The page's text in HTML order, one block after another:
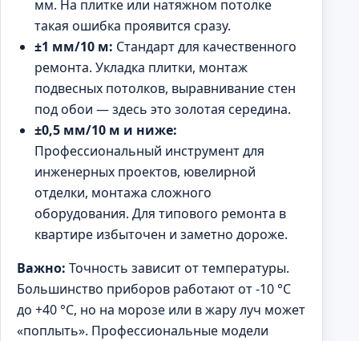
мм. На плитке или натяжном потолке
такая ошибка проявится сразу.
±1 мм/10 м: Стандарт для качественного
ремонта. Укладка плитки, монтаж
подвесных потолков, выравнивание стен
под обои — здесь это золотая середина.
±0,5 мм/10 м и ниже:
Профессиональный инструмент для
инженерных проектов, ювелирной
отделки, монтажа сложного
оборудования. Для типового ремонта в
квартире избыточен и заметно дороже.
Важно: Точность зависит от температуры.
Большинство приборов работают от -10 °C
до +40 °C, но на морозе или в жару луч может
«поплыть». Профессиональные модели